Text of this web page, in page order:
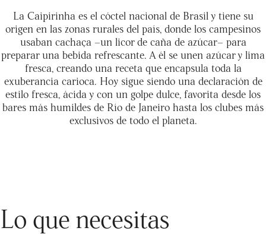
La Caipirinha es el cóctel nacional de Brasil y tiene su
origen en las zonas rurales del país, donde los campesinos
usaban cachaça –un licor de caña de azúcar– para
preparar una bebida refrescante. A él se unen azúcar y lima
fresca, creando una receta que encapsula toda la
exuberancia carioca. Hoy sigue siendo una declaración de
estilo fresca, ácida y con un golpe dulce, favorita desde los
bares más humildes de Río de Janeiro hasta los clubes más
exclusivos de todo el planeta.
Lo que necesitas